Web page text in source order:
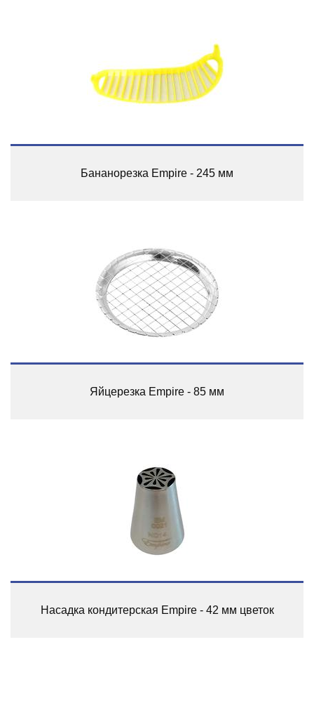
Бананорезка Empire - 245 мм
Яйцерезка Empire - 85 мм
Насадка кондитерская Empire - 42 мм цветок